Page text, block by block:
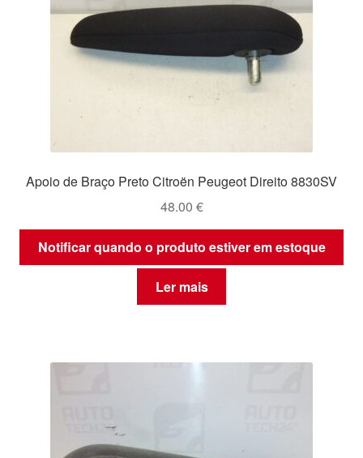
Apoio de Braço Preto Citroën Peugeot Direito 8830SV
48.00 €
Notificar quando o produto estiver em estoque
Ler mais